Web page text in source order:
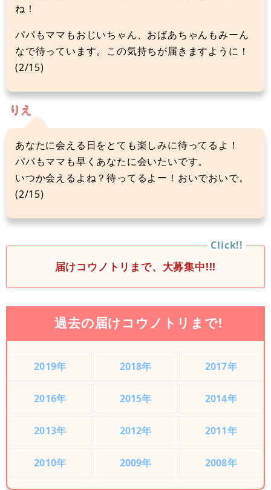
ね！
パパもママもおじいちゃん、おばあちゃんもみーん
なで待っています。この気持ちが届きますように！
(2/15)
りえ
あなたに会える日をとても楽しみに待ってるよ！
パパもママも早くあなたに会いたいです。
いつか会えるよね？待ってるよー！おいでおいで。
(2/15)
届けコウノトリまで、大募集中!!!
過去の届けコウノトリまで!
2019年 2018年 2017年
2016年 2015年 2014年
2013年 2012年 2011年
2010年 2009年 2008年